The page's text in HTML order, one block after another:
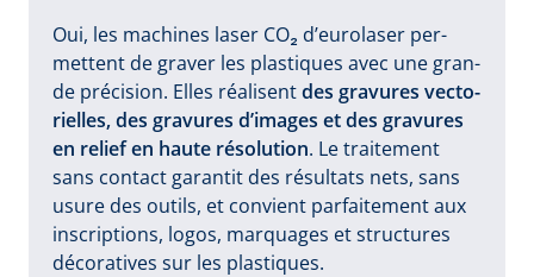
Oui, les ma­chi­nes la­ser CO₂ d’eu­ro­la­ser per­
met­tent de gra­ver les plas­ti­ques a­vec u­ne gran­
de pré­ci­sion. El­les ré­a­li­sentdes gra­vu­res vec­to­
riel­les, des gra­vu­res d’i­ma­ges et des gra­vu­res
en re­lief en hau­te ré­so­lu­tion. Le trai­te­ment
sans con­tact ga­ran­tit des ré­sul­tats nets, sans
u­su­re des ou­tils, et con­vient par­fai­te­ment aux
ins­crip­tions, lo­gos, mar­qua­ges et struc­tu­res
dé­co­ra­ti­ves sur les plas­ti­ques.